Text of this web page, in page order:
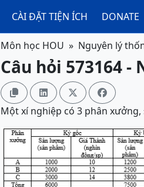
CÀI ĐẶT TIỆN ÍCH DONATE
Môn học HOU Nguyên lý
Câu hỏi 573164
   
Một xí nghiệp có 3 phân